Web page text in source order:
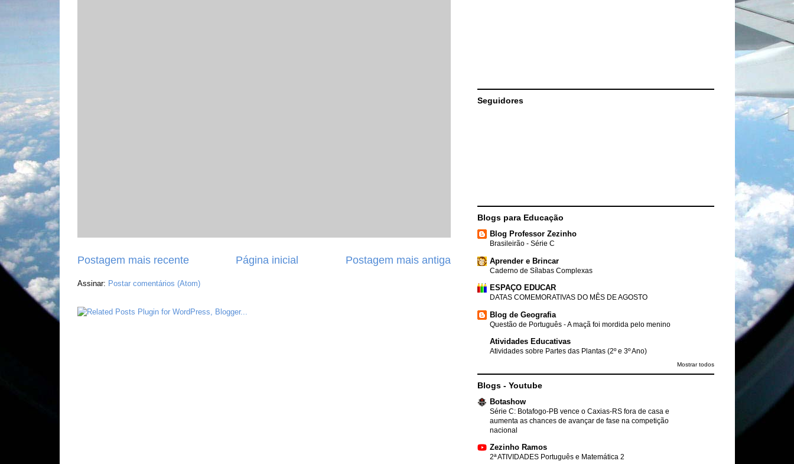
Postagem mais recente Postagem mais antiga
Página inicial
Assinar: Postar comentários (Atom)
Seguidores
Blogs para Educação
Blog Professor Zezinho
Brasileirão - Série C
Aprender e Brincar
Caderno de Sílabas Complexas
ESPAÇO EDUCAR
DATAS COMEMORATIVAS DO MÊS DE AGOSTO
Blog de Geografia
Questão de Português - A maçã foi mordida pelo menino
Atividades Educativas
Atividades sobre Partes das Plantas (2º e 3º Ano)
Mostrar todos
Blogs - Youtube
Botashow
Série C: Botafogo-PB vence o Caxias-RS fora de casa e
aumenta as chances de avançar de fase na competição
nacional
Zezinho Ramos
2ª ATIVIDADES Português e Matemática 2